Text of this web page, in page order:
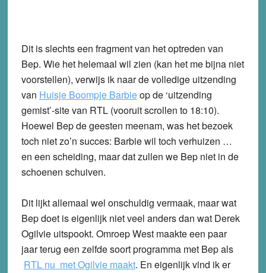
Dit is slechts een fragment van het optreden van
Bep. Wie het helemaal wil zien (kan het me bijna niet
voorstellen), verwijs ik naar de volledige uitzending
van Huisje Boompje Barbieop de ‘uitzending
gemist’-site van RTL (vooruit scrollen to 18:10).
Hoewel Bep de geesten meenam, was het bezoek
toch niet zo’n succes: Barbie wil toch verhuizen …
en een scheiding, maar dat zullen we Bep niet in de
schoenen schuiven.
Dit lijkt allemaal wel onschuldig vermaak, maar wat
Bep doet is eigenlijk niet veel anders dan wat Derek
Ogilvie uitspookt. Omroep West maakte een paar
jaar terug een zelfde soort programma met Bep als
RTL nu met Ogilvie maakt. En eigenlijk vind ik er